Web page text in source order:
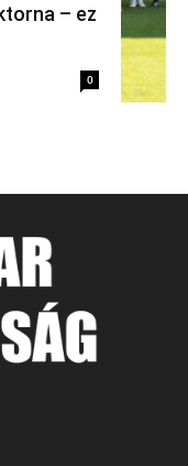
– ez
0